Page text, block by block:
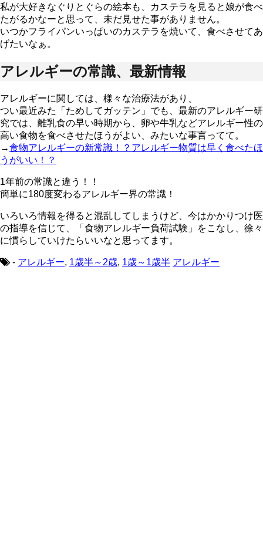
私が大好きなぐりとぐらの絵本も、カステラを見ると娘が食べ
たがるかなーと思って、未だ見せた事がありません。
いつかフライパンいっぱいのカステラを焼いて、食べさせてあ
げたいなぁ。
アレルギーの常識、最新情報
アレルギーに関しては、様々な治療法があり、
つい最近みた「ためしてガッテン」でも、最新のアレルギー研
究では、離乳食の早い時期から、卵や牛乳などアレルギー性の
高い食物を食べさせたほうがよい、みたいな事言ってて。
→食物アレルギーの新常識！？アレルギー物質は早く食べたほ
うがいい！？
1年前の常識と違う！！
簡単に180度変わるアレルギー界の常識！
いろいろ情報を得ると混乱してしまうけど、今はかかりつけ医
の指導を信じて、「食物アレルギー負荷試験」をこなし、徐々
に慣らしていけたらいいなと思ってます。
- アレルギー, 1歳半～2歳, 1歳～1歳半 アレルギー